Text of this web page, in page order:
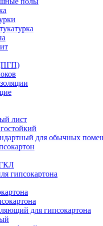
(ПГП)
лист
для обычных
гипсокартона
для гипсокартона